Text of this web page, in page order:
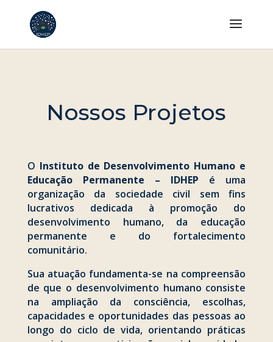
Nossos Projetos
O Instituto de Desenvolvimento Humano e
Educação Permanente – IDHEP é uma
organização da sociedade civil sem fins
lucrativos dedicada à promoção do
desenvolvimento humano, da educação
permanente e do fortalecimento
comunitário.
Sua atuação fundamenta-se na compreensão
de que o desenvolvimento humano consiste
na ampliação da consciência, escolhas,
capacidades e oportunidades das pessoas ao
longo do ciclo de vida, orientando práticas